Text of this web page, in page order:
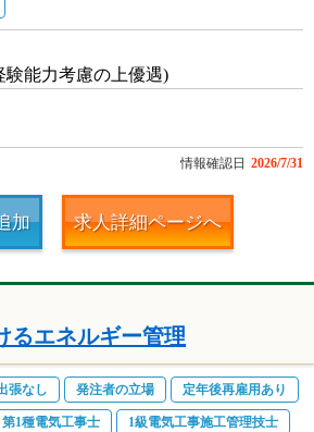
験能力考慮の上優遇)
情報確認日 2026/7/31
加 求人詳細ページへ
るエネルギー管理
張なし 発注者の立場 定年後再雇用あり
第1種電気工事士 1級電気工事施工管理技士